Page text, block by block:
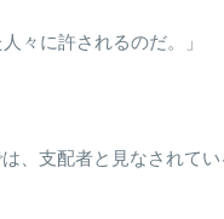
々に許されるのだ。」
、支配者と見なされて